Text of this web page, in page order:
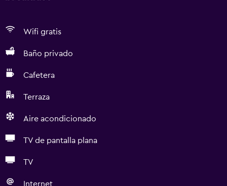
Wifi gratis
Baño privado
Cafetera
Terraza
Aire acondicionado
TV de pantalla plana
TV
Internet